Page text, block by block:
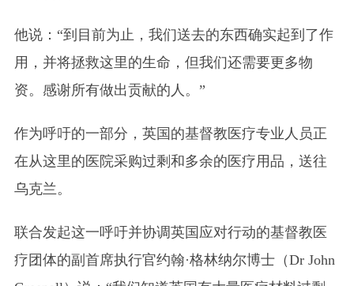
他说：“到目前为止，我们送去的东西确实起到了作
用，并将拯救这里的生命，但我们还需要更多物
资。感谢所有做出贡献的人。”
作为呼吁的一部分，英国的基督教医疗专业人员正
在从这里的医院采购过剩和多余的医疗用品，送往
乌克兰。
联合发起这一呼吁并协调英国应对行动的基督教医
疗团体的副首席执行官约翰·格林纳尔博士（Dr John